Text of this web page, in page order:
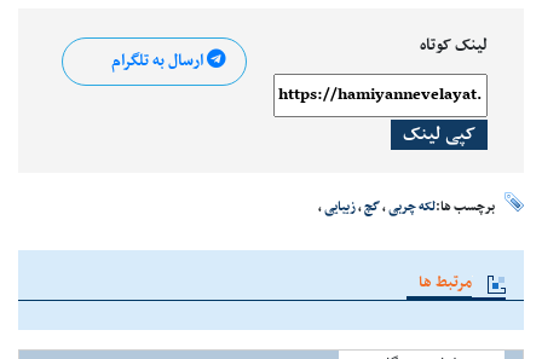
لینک کوتاه
کپی لینک
ارسال به تلگرام
برچسب ها:لکه چربی،گچ،زیبایی،
مرتبط ها